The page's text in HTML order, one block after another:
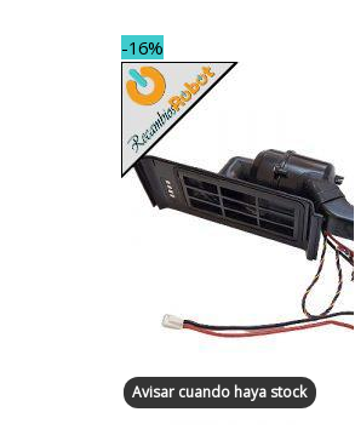
-16%
Avisar cuando haya stock